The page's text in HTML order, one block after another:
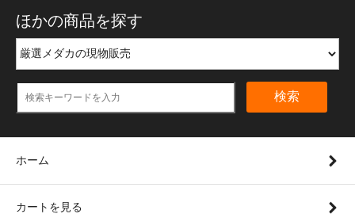
ほかの商品を探す
検索
ホーム
カートを見る